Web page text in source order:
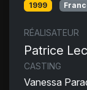
1999
RÉALISATEUR
Patrice
CASTING
Vanessa